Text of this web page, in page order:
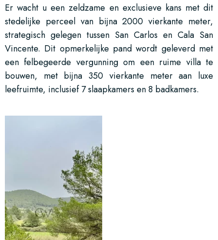
Er wacht u een zeldzame en exclusieve kans met dit
stedelijke perceel van bijna 2000 vierkante meter,
strategisch gelegen tussen San Carlos en Cala San
Vincente. Dit opmerkelijke pand wordt geleverd met
een felbegeerde vergunning om een ruime villa te
bouwen, met bijna 350 vierkante meter aan luxe
leefruimte, inclusief 7 slaapkamers en 8 badkamers.